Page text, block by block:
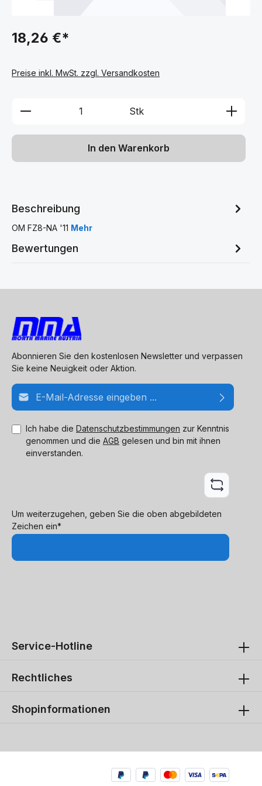
18,26 €*
Preise inkl. MwSt. zzgl. Versandkosten
Produkt Anzahl: Gib den
Stk
In den Warenkorb
Beschreibung
OM FZ8-NA '11 Mehr
Bewertungen
Abonnieren Sie den kostenlosen Newsletter und verpassen
Sie keine Neuigkeit oder Aktion.
E-Mail-Adresse*
Ich habe die Datenschutzbestimmungen zur Kenntnis
genommen und die AGB gelesen und bin mit ihnen
einverstanden.
Um weiterzugehen, geben Sie die oben abgebildeten
Zeichen ein*
Service-Hotline
Rechtliches
Shopinformationen